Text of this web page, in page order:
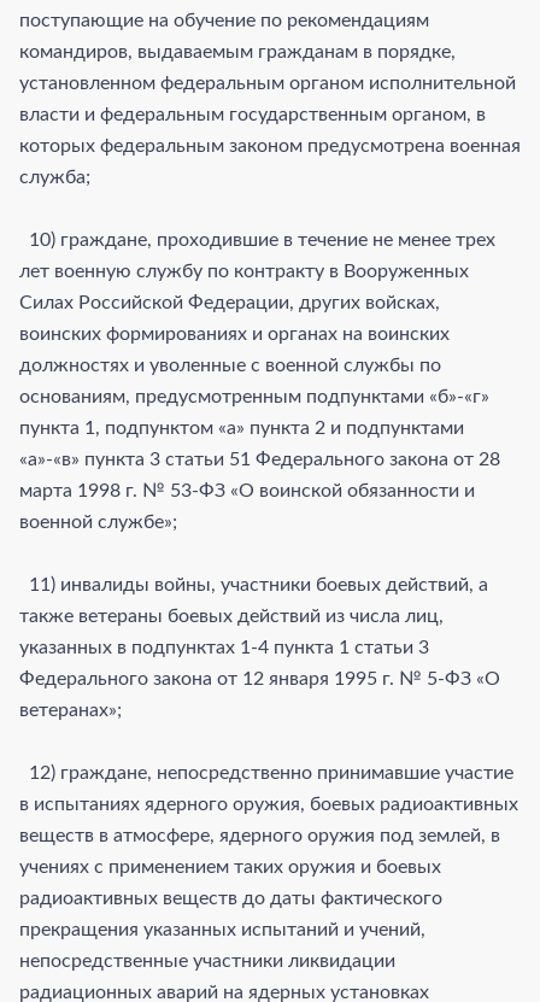
поступающие на обучение по рекомендациям
командиров, выдаваемым гражданам в порядке,
установленном федеральным органом исполнительной
власти и федеральным государственным органом, в
которых федеральным законом предусмотрена военная
служба;
10) граждане, проходившие в течение не менее трех
лет военную службу по контракту в Вооруженных
Силах Российской Федерации, других войсках,
воинских формированиях и органах на воинских
должностях и уволенные с военной службы по
основаниям, предусмотренным подпунктами «б»-«г»
пункта 1, подпунктом «а» пункта 2 и подпунктами
«а»-«в» пункта 3 статьи 51 Федерального закона от 28
марта 1998 г. № 53-ФЗ «О воинской обязанности и
военной службе»;
11) инвалиды войны, участники боевых действий, а
также ветераны боевых действий из числа лиц,
указанных в подпунктах 1-4 пункта 1 статьи 3
Федерального закона от 12 января 1995 г. № 5-ФЗ «О
ветеранах»;
12) граждане, непосредственно принимавшие участие
в испытаниях ядерного оружия, боевых радиоактивных
веществ в атмосфере, ядерного оружия под землей, в
учениях с применением таких оружия и боевых
радиоактивных веществ до даты фактического
прекращения указанных испытаний и учений,
непосредственные участники ликвидации
радиационных аварий на ядерных установках